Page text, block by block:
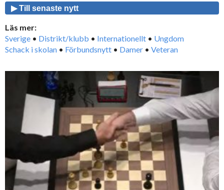
▶ Till senaste nytt
Läs mer:
Sverige • Distrikt/klubb • Internationellt • Ungdom
Schack i skolan • Förbundsnytt • Damer • Veteran